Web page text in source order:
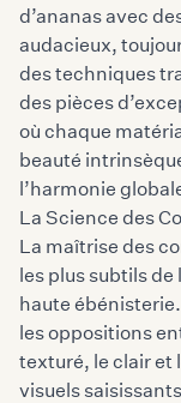
d’ananas avec
audacieux,
des techniques
des pièces
où chaque
beauté
l’harmonie
La Science des
La maîtrise des
les plus subtils
haute
les oppositions
texturé, le clair et
visuels